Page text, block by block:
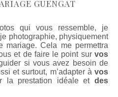
GUENGAT
qui vous ressemble, je
photographie, physiquement
mariage. Cela me permettra
et de faire le point sur vos
si vous avez besoin de
et surtout, m’adapter à vos
la prestation idéale et des